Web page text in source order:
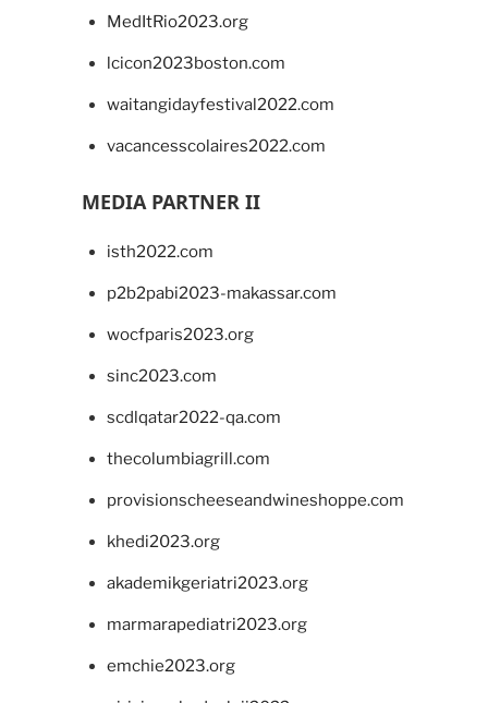
MedItRio2023.org
lcicon2023boston.com
waitangidayfestival2022.com
vacancesscolaires2022.com
MEDIA PARTNER II
isth2022.com
p2b2pabi2023-makassar.com
wocfparis2023.org
sinc2023.com
scdlqatar2022-qa.com
thecolumbiagrill.com
provisionscheeseandwineshoppe.com
khedi2023.org
akademikgeriatri2023.org
marmarapediatri2023.org
emchie2023.org